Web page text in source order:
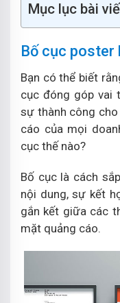
Mục lục bài
Bố cục poster
Bạn có thể biết
cục đóng góp vai
sự thành công
cáo của mọi
cục thế nào?
Bố cục là cách
nội dung, sự kết
gắn kết giữa các
mặt quảng cáo.